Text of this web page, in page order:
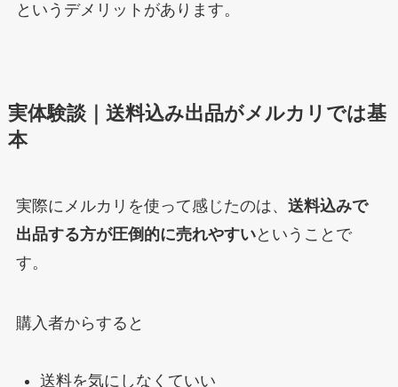
というデメリットがあります。
実体験談｜送料込み出品がメルカリでは基
本
実際にメルカリを使って感じたのは、 送料込みで
出品する方が圧倒的に売れやすいということで
す。
購入者からすると
送料を気にしなくていい